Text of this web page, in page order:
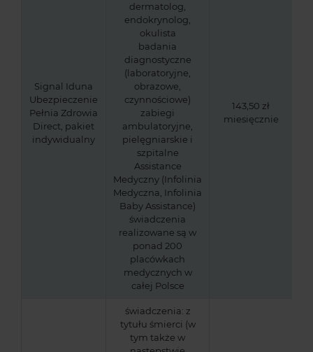
Signal Iduna
Ubezpieczenie
Pełnia Zdrowia
Direct, pakiet
indywidualny
dermatolog,
endokrynolog,
okulista
badania
diagnostyczne
(laboratoryjne,
obrazowe,
czynnościowe)
zabiegi
ambulatoryjne,
pielęgniarskie i
szpitalne
Assistance
Medyczny (Infolinia
Medyczna, Infolinia
Baby Assistance)
świadczenia
realizowane są w
ponad 200
placówkach
medycznych w
całej Polsce
143,50 zł
miesięcznie
świadczenia: z
tytułu śmierci (w
tym także w